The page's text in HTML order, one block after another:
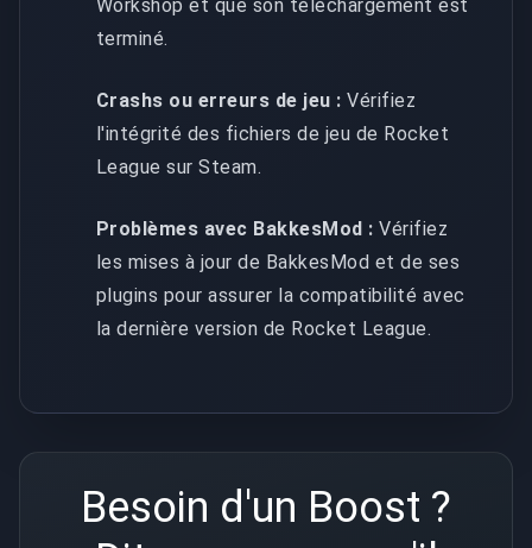
Workshop et que son téléchargement est
terminé.
Crashs ou erreurs de jeu : Vérifiez
l'intégrité des fichiers de jeu de Rocket
League sur Steam.
Problèmes avec BakkesMod : Vérifiez
les mises à jour de BakkesMod et de ses
plugins pour assurer la compatibilité avec
la dernière version de Rocket League.
Besoin d'un Boost ?